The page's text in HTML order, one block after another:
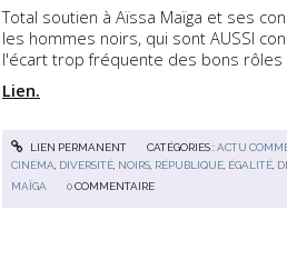
Total soutien à Aïssa Maïga et ses
les hommes noirs, qui sont AUSSI
l'écart trop fréquente des bons rôles
Lien.
LIEN PERMANENT CATÉGORIES :ACTU
CINÉMA DIVERSITÉ NOIRS RÉPUBLIQUE ÉGALITÉ
MAÏGA
0 COMMENTAIRE